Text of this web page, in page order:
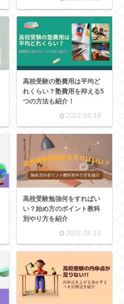
高校受験の塾費用は平均ど
れくらい？塾費用を抑える5
つの方法も紹介！
2022.09.18
高校受験勉強何をすればい
い？始め方のポイント教科
別やり方を紹介
2022.08.13